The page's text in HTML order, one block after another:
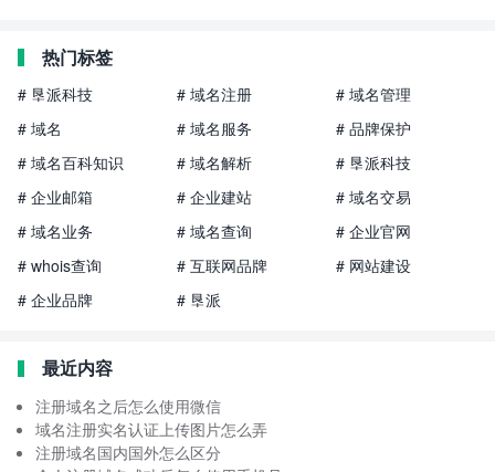
热门标签
# 垦派科技 # 域名注册
# 域名管理
# 域名
# 域名服务
# 品牌保护
# 域名百科知识
# 域名解析
# 垦派科技
# 企业邮箱
# 企业建站
# 域名交易
# 域名业务
# 域名查询
# 企业官网
# whois查询
# 互联网品牌
# 网站建设
# 企业品牌
# 垦派
最近内容
注册域名之后怎么使用微信
域名注册实名认证上传图片怎么弄
注册域名国内国外怎么区分